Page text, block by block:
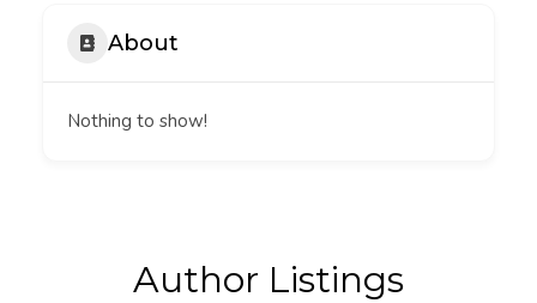
About
Nothing to show!
Author Listings